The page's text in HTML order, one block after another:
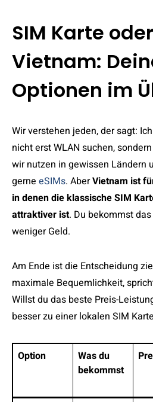
SIM Karte
Vietnam:
Optionen im
Wir verstehen jeden, der sagt:
nicht erst WLAN suchen,
wir nutzen in gewissen Ländern
gerne eSIMs. AberVietnam ist
in denen die klassische SIM
attraktiver ist. Du bekommst
weniger Geld.
Am Ende ist die Entscheidung
maximale Bequemlichkeit,
Willst du das beste Preis-
besser zu einer lokalen SIM
Option
Was du
bekommst